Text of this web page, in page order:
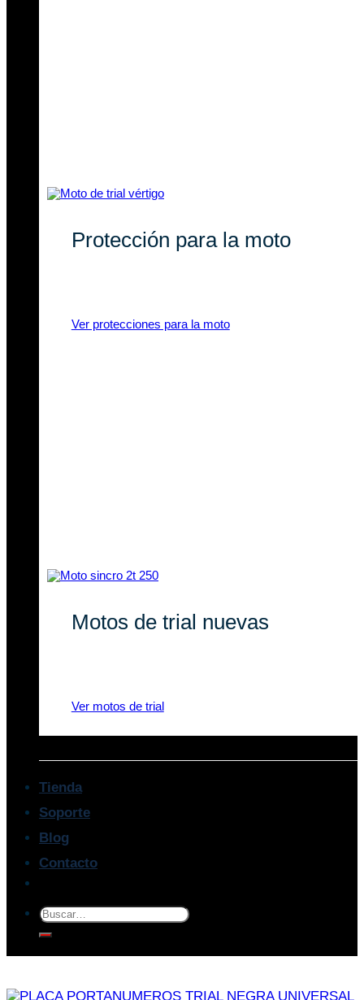
Protección para la moto
Ver protecciones para la moto
Motos de trial nuevas
Ver motos de trial
Tienda
Soporte
Blog
Contacto
Buscar
por: